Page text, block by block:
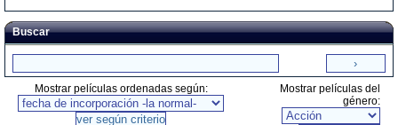
Buscar
Mostrar películas ordenadas según:
Mostrar películas del
género: